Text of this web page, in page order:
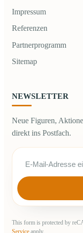
Impressum
Referenzen
Partnerprogramm
Sitemap
NEWSLETTER
Neue Figuren,
direkt ins Postfach.
This form is protected by
Service apply.